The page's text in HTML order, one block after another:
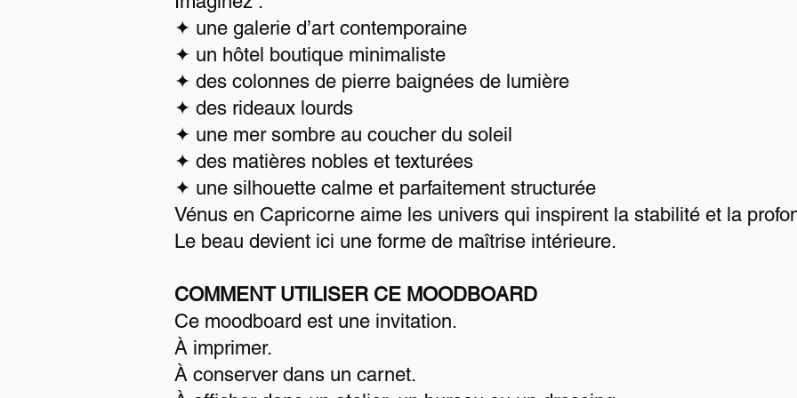
✦ une galerie d’art contemporaine
✦ un hôtel boutique minimaliste
✦ des colonnes de pierre baignées de lumière
✦ des rideaux lourds
✦ une mer sombre au coucher du soleil
✦ des matières nobles et texturées
✦ une silhouette calme et parfaitement structurée
Vénus en Capricorne aime les univers qui inspirent la stabilité et la
Le beau devient ici une forme de maîtrise intérieure.
COMMENT UTILISER CE MOODBOARD
Ce moodboard est une invitation.
À imprimer.
À conserver dans un carnet.